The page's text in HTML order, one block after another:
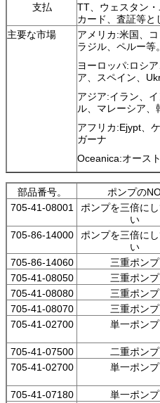
支払
TT、ウェスタン
カード、査証等と
主要な市場
アメリカ:米国、
ラジル、ペルー等。
ヨーロッパ:ロシ
ア、スペイン、
アジア:イラン、
ル、マレーシア、
アフリカ:Ejypt、
ガーナ
Oceanica:オース
部品番号。 ポンプの
705-41-08001
ポンプを三倍に
い
705-86-14000
ポンプを三倍に
い
705-86-14060 三重ポンプ
705-41-08050
三重ポンプ
705-41-08080
三重ポンプ
705-41-08070
三重ポンプ
705-41-02700
単一ポンプ
705-41-07500
二重ポンプ
705-41-02700
単一ポンプ
705-41-07180
単一ポンプ